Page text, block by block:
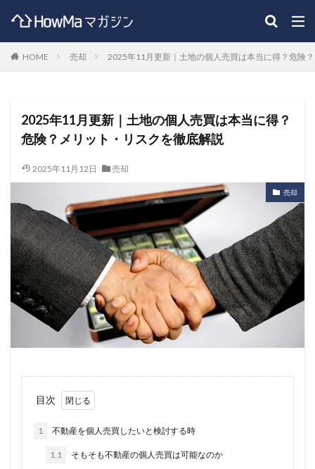
HOME 売却 2025年11月更新｜土地の個人売買は本当に得？危険
2025年11月更新｜土地の個人売買は本当に得？
危険？メリット・リスクを徹底解説
2025年11月12日 売却
売却
目次
1 不動産を個人売買したいと検討する時
1.1 そもそも不動産の個人売買は可能なのか